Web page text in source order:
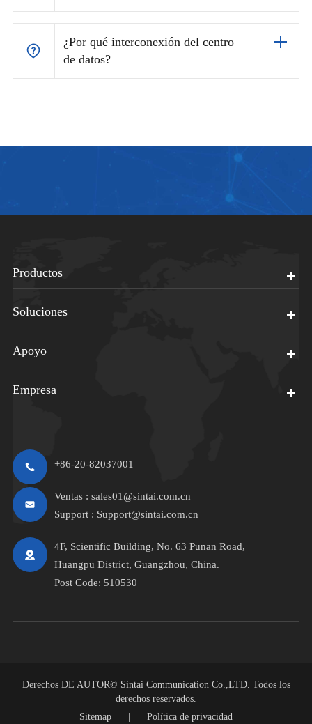
¿Por qué interconexión del centro
de datos?
Productos
Soluciones
Apoyo
Empresa
+86-20-82037001
Ventas : sales01@sintai.com.cn
Support : Support@sintai.com.cn
4F, Scientific Building, No. 63 Punan Road,
Huangpu District, Guangzhou, China.
Post Code: 510530
Derechos DE AUTOR© Sintai Communication Co.,LTD. Todos los
derechos reservados.
Sitemap
| Política de privacidad